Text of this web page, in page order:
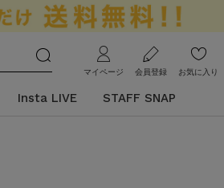
マイページ 会員登録 お気に入り
Insta LIVE STAFF SNAP